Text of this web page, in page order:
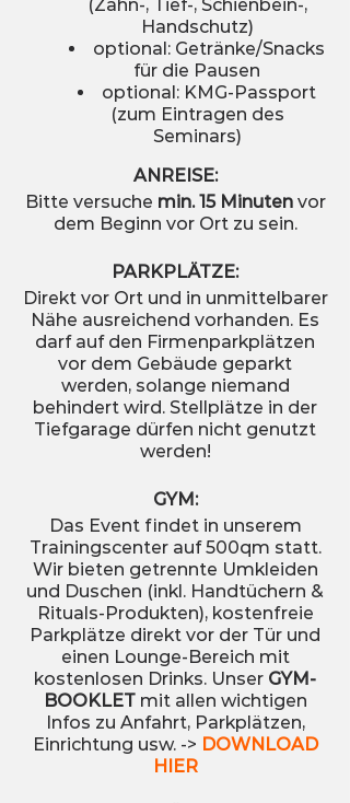
(Zahn-, Tief-, Schienbein-,
Handschutz)
optional: Getränke/Snacks
für die Pausen
optional: KMG-Passport
(zum Eintragen des
Seminars)
ANREISE:
Bitte versuche min. 15 Minutenvor
dem Beginn vor Ort zu sein.
PARKPLÄTZE:
Direkt vor Ort und in unmittelbarer
Nähe ausreichend vorhanden. Es
darf auf den Firmenparkplätzen
vor dem Gebäude geparkt
werden, solange niemand
behindert wird. Stellplätze in der
Tiefgarage dürfen nicht genutzt
werden!
GYM:
Das Event findet in unserem
Trainingscenter auf 500qm statt.
Wir bieten getrennte Umkleiden
und Duschen (inkl. Handtüchern &
Rituals-Produkten), kostenfreie
Parkplätze direkt vor der Tür und
einen Lounge-Bereich mit
kostenlosen Drinks. Unser GYM-
BOOKLET mit allen wichtigen
Infos zu Anfahrt, Parkplätzen,
Einrichtung usw. -> DOWNLOAD
HIER